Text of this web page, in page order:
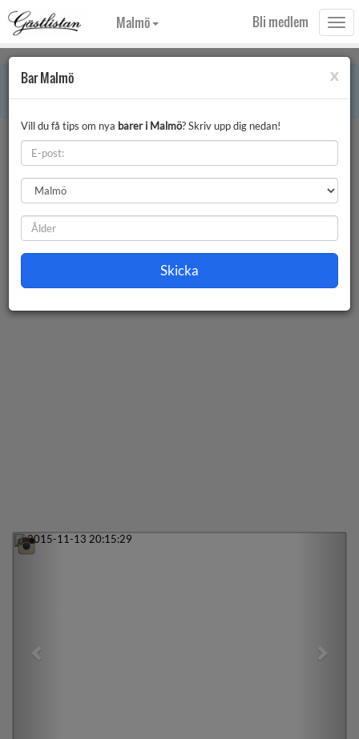
Bli medlem
Malmö
×
Error:
Denna månaden innehåller röda dagar. Vissa uppgifter på sidan kan
därför vara avvikande.
Bar Malmö
Previous
x
Bar Malmö
Vill du få tips om nya barer i Malmö? Skriv upp dig nedan!